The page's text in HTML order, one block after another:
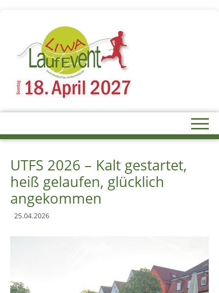
UTFS 2026 – Kalt gestartet,
heiß gelaufen, glücklich
angekommen
25.04.2026